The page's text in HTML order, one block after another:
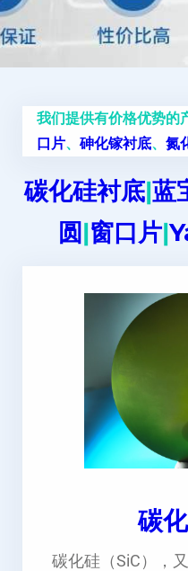
我们提供有价格优势的
口片、 砷化镓衬底、 氮
碳化硅衬底|蓝
圆|窗口片|
碳
碳化硅（SiC），